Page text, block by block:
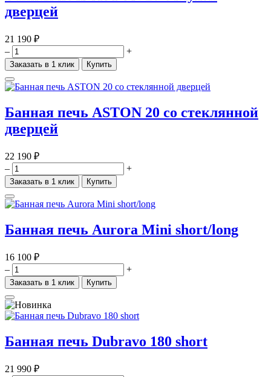
дверцей
21 190 ₽
–
+
Заказать в 1 клик Купить
Банная печь ASTON 20 со стеклянной
дверцей
22 190 ₽
–
+
Заказать в 1 клик Купить
Банная печь Aurora Mini short/long
16 100 ₽
–
+
Заказать в 1 клик Купить
Банная печь Dubravo 180 short
21 990 ₽